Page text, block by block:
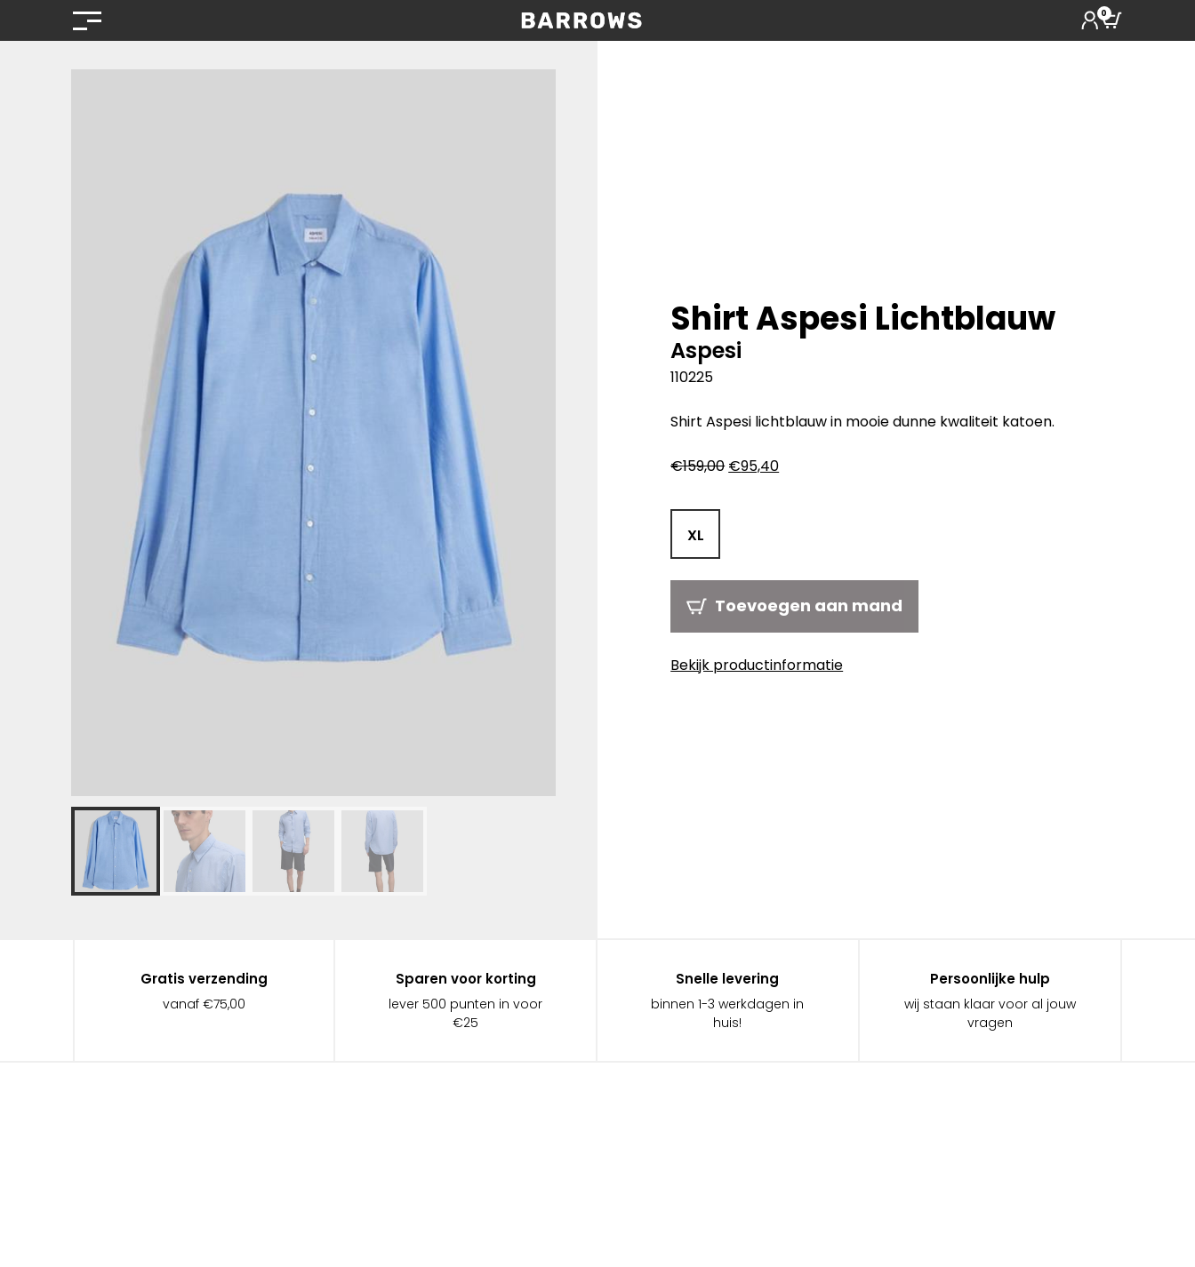
0
Shirt Aspesi Lichtblauw
Aspesi
110225
Shirt Aspesi lichtblauw in mooie dunne kwaliteit katoen.
€159,00 Oorspronkelijke
€95,40Huidige
XL
Toevoegen aan mand
Bekijk productinformatie
Gratis verzending
vanaf €75,00
Sparen voor korting
lever 500 punten in voor
€25
Snelle levering
binnen 1-3 werkdagen in
huis!
Persoonlijke hulp
wij staan klaar voor al jouw
vragen